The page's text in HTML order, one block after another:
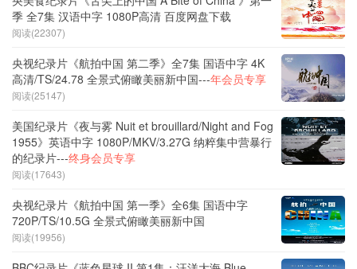
季 全7集 汉语中字 1080P高清 百度网盘下载
阅读(22307)
央视纪录片《航拍中国 第二季》全7集 国语中字 4K
高清/TS/24.78 全景式俯瞰美丽新中国---年会员专享
阅读(25147)
美国纪录片《夜与雾 Nuit et brouillard/Night and Fog
1955》英语中字 1080P/MKV/3.27G 纳粹集中营暴行
的纪录片---终身会员专享
阅读(17643)
央视纪录片《航拍中国 第一季》全6集 国语中字
720P/TS/10.5G 全景式俯瞰美丽新中国
阅读(19956)